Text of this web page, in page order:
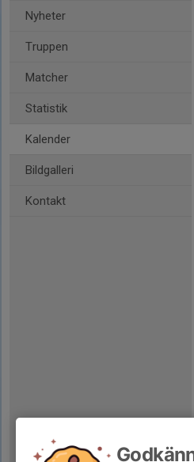
Nyheter
Truppen
Matcher
Statistik
Kalender
Bildgalleri
Kontakt